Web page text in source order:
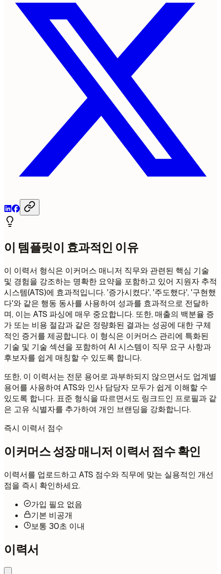
이 템플릿이 효과적인 이유
이 이력서 형식은 이커머스 매니저 직무와 관련된 핵심 기술
및 경험을 강조하는 명확한 요약을 포함하고 있어 지원자 추적
시스템(ATS)에 효과적입니다. '증가시켰다', '주도했다', '구현했
다'와 같은 행동 동사를 사용하여 성과를 효과적으로 전달하
며, 이는 ATS 파싱에 매우 중요합니다. 또한, 매출의 백분율 증
가 또는 비용 절감과 같은 정량화된 결과는 성공에 대한 구체
적인 증거를 제공합니다. 이 형식은 이커머스 관리에 특화된
기술 및 기술 섹션을 포함하여 AI 시스템이 직무 요구 사항과
후보자를 쉽게 매칭할 수 있도록 합니다.
또한, 이 이력서는 전문 용어로 과부하되지 않으면서도 업계별
용어를 사용하여 ATS와 인사 담당자 모두가 쉽게 이해할 수
있도록 합니다. 표준 형식을 따르면서도 링크드인 프로필과 같
은 고유 식별자를 추가하여 개인 브랜딩을 강화합니다.
즉시 이력서 점수
이커머스 성장 매니저 이력서 점수 확인
이력서를 업로드하고 ATS 점수와 직무에 맞는 실용적인 개선
점을 즉시 확인하세요.
가입 필요 없음
기본 비공개
보통 30초 이내
이력서